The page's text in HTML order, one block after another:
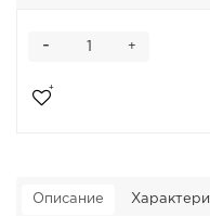
+
-
Описание